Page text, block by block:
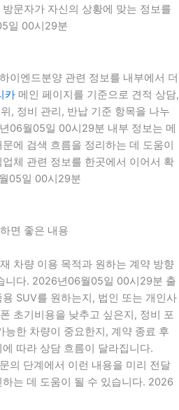
문자가 자신의 상황에 맞는 정보를
일 00시29분
이엔드분양 관련 정보를 내부에서 더
카 메인 페이지를 기준으로 견적 상담,
, 정비 관리, 반납 기준 항목을 나누
06월05일 00시29분 내부 정보는 메
에 검색 흐름을 정리하는 데 도움이
체 관련 정보를 한곳에서 이어서 확
05일 00시29분
면 좋은 내용
차량 이용 목적과 원하는 계약 방향
니다. 2026년06월05일 00시29분 출
SUV를 원하는지, 법인 또는 개인사
초기비용을 낮추고 싶은지, 정비 포
능한 차량이 중요한지, 계약 종료 후
따라 상담 흐름이 달라집니다.
의 단계에서 이런 내용을 미리 전달
는 데 도움이 될 수 있습니다. 2026